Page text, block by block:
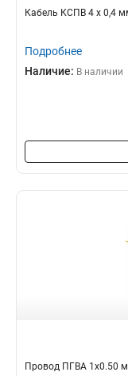
Кабель КСПВ 4 х 0,4
Подробнее
Наличие: В наличии
Провод ПГВА 1х0.50